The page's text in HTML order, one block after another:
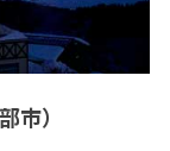
市）